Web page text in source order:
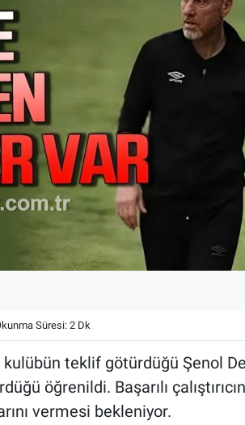
Süresi: 2 Dk
kulübün teklif götürdüğü Şenol
öğrenildi. Başarılı
vermesi bekleniyor.